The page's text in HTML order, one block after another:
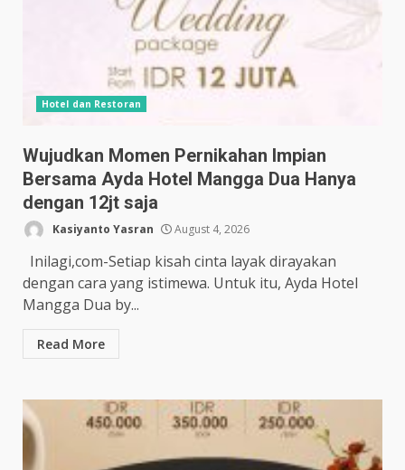
Hotel dan Restoran
Wujudkan Momen Pernikahan Impian
Bersama Ayda Hotel Mangga Dua Hanya
dengan 12jt saja
Kasiyanto Yasran August 4, 2026
Inilagi,com-Setiap kisah cinta layak dirayakan
dengan cara yang istimewa. Untuk itu, Ayda Hotel
Mangga Dua by...
Read More